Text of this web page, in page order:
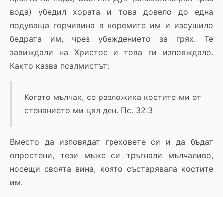
вода) убедил хората и това довело до една
подуваща горчивина в коремите им и изсушило
бедрата им, чрез убеждението за грях. Те
завиждали на Христос и това ги изпояждало.
Както казва псалмистът:
Когато мълчах, се разложиха костите ми от
стенанието ми цял ден. Пс. 32:3
Вместо да изповядат греховете си и да бъдат
опростени, тези мъже си тръгнали мълчаливо,
носещи своята вина, която състарявала костите
им.